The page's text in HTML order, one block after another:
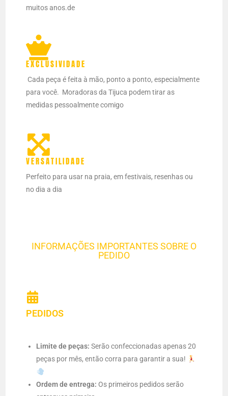
muitos anos.de
EXCLUSIVIDADE
Cada peça é feita à mão, ponto a ponto, especialmente
para você. Moradoras da Tijuca podem tirar as
medidas pessoalmente comigo
VERSATILIDADE
Perfeito para usar na praia, em festivais, resenhas ou
no dia a dia
INFORMAÇÕES IMPORTANTES SOBRE O
PEDIDO
PEDIDOS
Limite de peças: Serão confeccionadas apenas 20
peças por mês, então corra para garantir a sua!
Ordem de entrega: Os primeiros pedidos serão